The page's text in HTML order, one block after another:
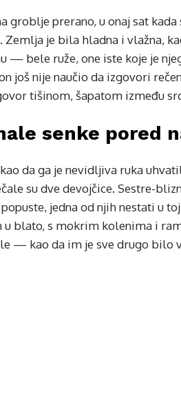
groblje prerano, u onaj sat
Zemlja je bila hladna i vlažna,
— bele ruže, one iste koje je
još nije naučio da izgovori
tišinom, šapatom između
senke pored
da ga je nevidljiva ruka
su dve devojčice. Sestre-
popuste, jedna od njih nestati u
u blato, s mokrim kolenima i
— kao da im je sve drugo bilo